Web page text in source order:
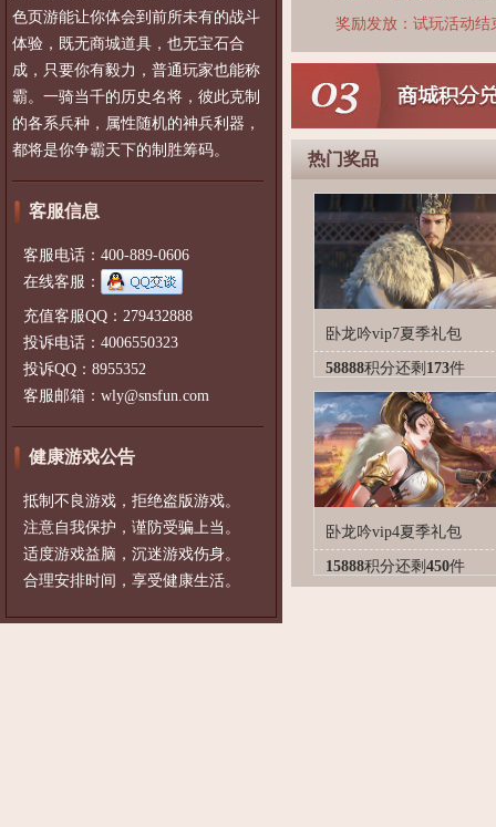
色页游能让你体会到前所未有的战斗
体验，既无商城道具，也无宝石合
成，只要你有毅力，普通玩家也能称
霸。一骑当千的历史名将，彼此克制
的各系兵种，属性随机的神兵利器，
都将是你争霸天下的制胜筹码。
客服信息
客服电话：400-889-0606
在线客服：
充值客服QQ：279432888
投诉电话：4006550323
投诉QQ：8955352
客服邮箱：wly@snsfun.com
健康游戏公告
抵制不良游戏，拒绝盗版游戏。
注意自我保护，谨防受骗上当。
适度游戏益脑，沉迷游戏伤身。
合理安排时间，享受健康生活。
奖励发放：试玩活动
热门奖品
卧龙吟vip7夏季礼包
58888积分还剩 173件
卧龙吟vip4夏季礼包
15888积分还剩 450件